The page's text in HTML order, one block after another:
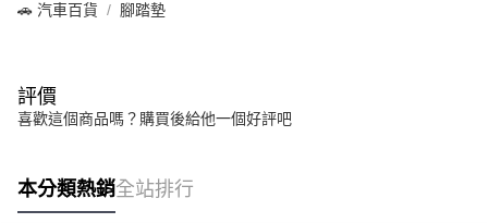
🚗 汽車百貨 腳踏墊
評價
喜歡這個商品嗎？購買後給他一個好評吧
本分類熱銷全站排行